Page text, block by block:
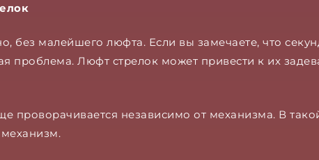
без малейшего люфта. Если вы замечаете, что
проблема. Люфт стрелок может привести к их
проворачивается независимо от механизма. В